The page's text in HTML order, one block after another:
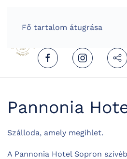
Fő tartalom átugrása
Pannonia
Szálloda, amely megihlet.
A Pannonia Hotel Sopron